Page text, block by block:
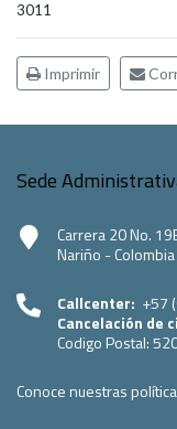
3011
Imprimir
Sede
Carrera 20 No.
Nariño - Colombia
Callcenter: +57
Cancelación de
Codigo Postal:
Conoce nuestras